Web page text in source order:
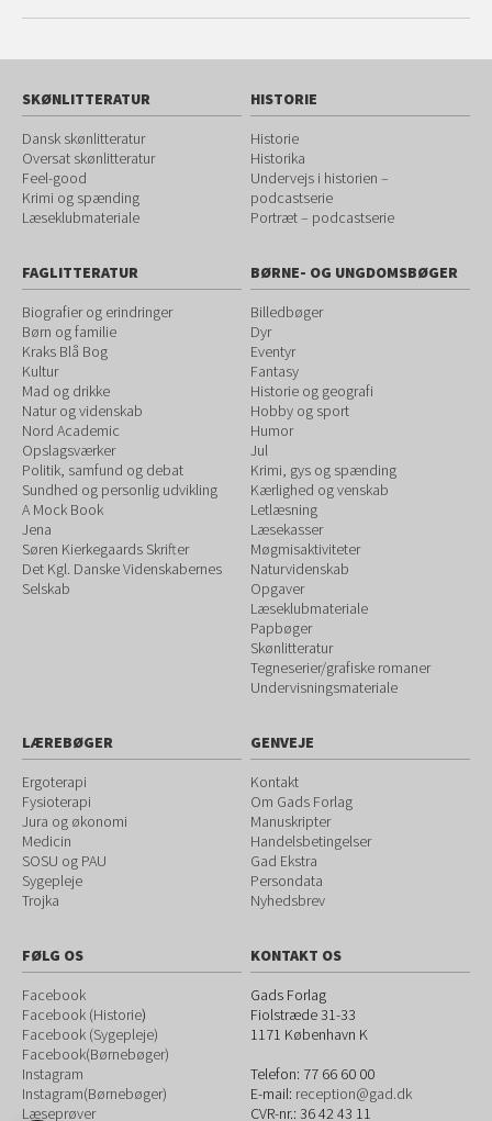
SKØNLITTERATUR
Dansk skønlitteratur
Oversat skønlitteratur
Feel-good
Krimi og spænding
Læseklubmateriale
HISTORIE
Historie
Historika
Undervejs i historien –
podcastserie
Portræt – podcastserie
FAGLITTERATUR
Biografier og erindringer
Børn og familie
Kraks Blå Bog
Kultur
Mad og drikke
Natur og videnskab
Nord Academic
Opslagsværker
Politik, samfund og debat
Sundhed og personlig udvikling
A Mock Book
Jena
Søren Kierkegaards Skrifter
Det Kgl. Danske Videnskabernes
Selskab
BØRNE- OG UNGDOMSBØGER
Billedbøger
Dyr
Eventyr
Fantasy
Historie og geografi
Hobby og sport
Humor
Jul
Krimi, gys og spænding
Kærlighed og venskab
Letlæsning
Læsekasser
Møgmisaktiviteter
Naturvidenskab
Opgaver
Læseklubmateriale
Papbøger
Skønlitteratur
Tegneserier/grafiske romaner
Undervisningsmateriale
LÆREBØGER
Ergoterapi
Fysioterapi
Jura og økonomi
Medicin
SOSU og PAU
Sygepleje
Trojka
GENVEJE
Kontakt
Om Gads Forlag
Manuskripter
Handelsbetingelser
Gad Ekstra
Persondata
Nyhedsbrev
FØLG OS
Facebook
Facebook (Historie)
Facebook (Sygepleje)
Facebook(Børnebøger)
Instagram
Instagram(Børnebøger)
Læseprøver
KONTAKT OS
Gads Forlag
Fiolstræde 31-33
1171 København K
Telefon: 77 66 60 00
E-mail: reception@gad.dk
CVR-nr.: 36 42 43 11